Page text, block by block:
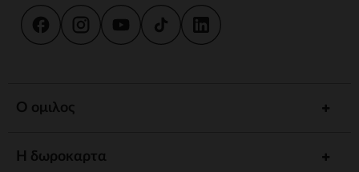
Ο ομιλος
Η δωροκαρτα